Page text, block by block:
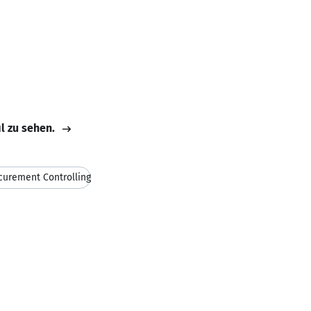
zu sehen.
Controlling